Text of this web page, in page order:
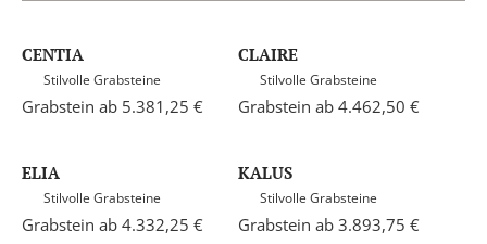
CENTIA
Stilvolle Grabsteine
Grabstein ab 5.381,25 €
CLAIRE
Stilvolle Grabsteine
Grabstein ab 4.462,50 €
ELIA
Stilvolle Grabsteine
Grabstein ab 4.332,25 €
KALUS
Stilvolle Grabsteine
Grabstein ab 3.893,75 €